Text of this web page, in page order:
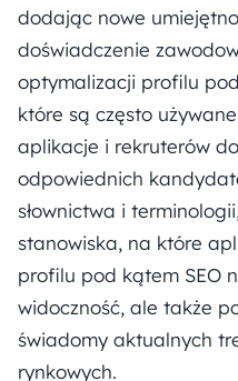
dodając nowe
doświadczenie
optymalizacji profilu
które są często
aplikacje i rekruterów
odpowiednich
słownictwa i
stanowiska, na które
profilu pod kątem SEO
widoczność, ale także
świadomy aktualnych
rynkowych.